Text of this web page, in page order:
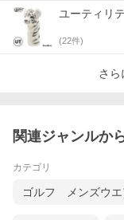
ユーティリ
(22件)
さ
関連ジャンルか
カテゴリ
ゴルフ メンズウエ